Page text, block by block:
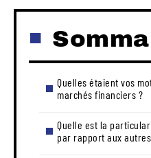
Quelles étaient vos
marchés financiers ?
Quelle est la
par rapport aux